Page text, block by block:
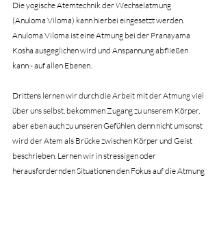
Die yogische Atemtechnik der Wechselatmung
(Anuloma Viloma) kann hierbei eingesetzt werden.
Anuloma Viloma ist eine Atmung bei der Pranayama
Kosha ausgeglichen wird und Anspannung abfließen
kann - auf allen Ebenen.
Drittens lernen wir durch die Arbeit mit der Atmung viel
über uns selbst, bekommen Zugang zu unserem Körper,
aber eben auch zu unseren Gefühlen, denn nicht umsonst
wird der Atem als Brücke zwischen Körper und Geist
beschrieben. Lernen wir in stressigen oder
herausfordernden Situationen den Fokus auf die Atmung